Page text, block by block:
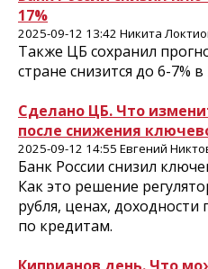
17%
2025-09-12 13:42 Никита
Также ЦБ сохранил
стране снизится до 6-7% в
Сделано ЦБ. Что
после снижения
2025-09-12 14:55 Евгений
Банк России снизил
Как это решение
рубля, ценах,
по кредитам.